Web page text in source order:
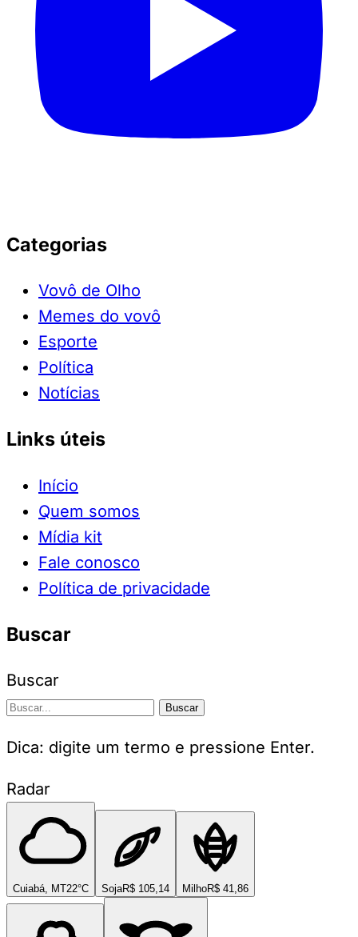
Categorias
Vovô de Olho
Memes do vovô
Esporte
Política
Notícias
Links úteis
Início
Quem somos
Mídia kit
Fale conosco
Política de privacidade
Buscar
Buscar
Buscar
Dica: digite um termo e pressione Enter.
Radar
Cuiabá, MT22°C SojaR$ 105,14 MilhoR$ 41,86